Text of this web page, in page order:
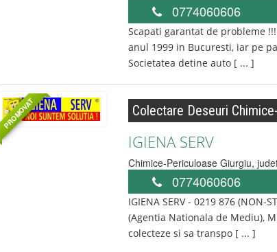
0774060606
Scapati garantat de probleme
anul 1999 in Bucuresti, iar pe
Societatea detine auto [ ... ]
PROMOVAT Colectare Deseuri
IGIENA SERV
Chimice-Periculoase Giurgiu,
0774060606
IGIENA SERV - 0219 876
(Agentia Nationala de Mediu),
colecteze si sa transpo [ ... ]